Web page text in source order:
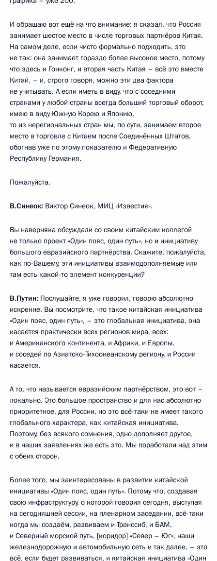
И обращаю вот ещё на что внимание: я сказал, что Россия
занимает шестое место в числе торговых партнёров Китая.
На самом деле, если чисто формально подходить, это
не так: она занимает гораздо более высокое место, потому
что здесь и Гонконг, и вторая часть Китая – всё это вместе
Китай, – и, строго говоря, можно эти два фактора
не учитывать. А если иметь в виду, что с соседними
странами у любой страны всегда больший торговый оборот,
имею в виду Южную Корею и Японию,
то из нерегиональных стран мы, по сути, занимаем второе
место в торговле с Китаем после Соединённых Штатов,
обогнав уже по этому показателю и Федеративную
Республику Германия.
Пожалуйста.
В.Синеок: Виктор Синеок, МИЦ «Известия».
Вы наверняка обсуждали со своим китайским коллегой
не только проект «Один пояс, один путь», но и инициативу
большого евразийского партнёрства. Скажите, пожалуйста,
как по-Вашему, эти инициативы взаимодополняемые или
там есть какой-то элемент конкуренции?
В.Путин: Послушайте, я уже говорил, говорю абсолютно
искренне. Вы посмотрите, что такое китайская инициатива
«Один пояс, один путь», – это глобальная инициатива, она
касается практически всех регионов мира, всех:
и Американского континента, и Африки, и Европы,
и соседей по Азиатско-Тихоокеанскому региону, и России
касается.
А то, что называется евразийским партнёрством, это вот –
локально. Это большое пространство и для нас абсолютно
приоритетное, для России, но это всё-таки не имеет такого
глобального характера, как китайская инициатива.
Поэтому, без всякого сомнения, одно дополняет другое,
и в наших заявлениях же есть это. Мы поработали над этим
с обеих сторон.
Более того, мы заинтересованы в развитии китайской
инициативы «Один пояс, один путь». Потому что, создавая
свою инфраструктуру, о которой говорил сегодня, выступая
на сегодняшней сессии, на пленарном заседании, всё-таки
когда мы создаём, развиваем и Транссиб, и БАМ,
и Северный морской путь, [коридор] «Север – Юг», наши
железнодорожную и автомобильную сеть и так далее, – это
всё, если будет развиваться, и китайская инициатива «Один